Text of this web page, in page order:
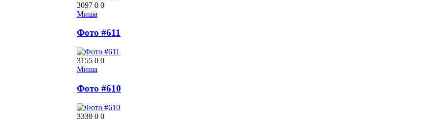
3097 0 0
Миша
Фото #611
3155 0 0
Миша
Фото #610
3339 0 0